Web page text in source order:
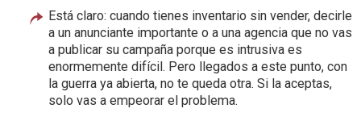
Está claro: cuando tienes inventario sin vender, decirle
a un anunciante importante o a una agencia que no vas
a publicar su campaña porque es intrusiva es
enormemente difícil. Pero llegados a este punto, con
la guerra ya abierta, no te queda otra. Si la aceptas,
solo vas a empeorar el problema.